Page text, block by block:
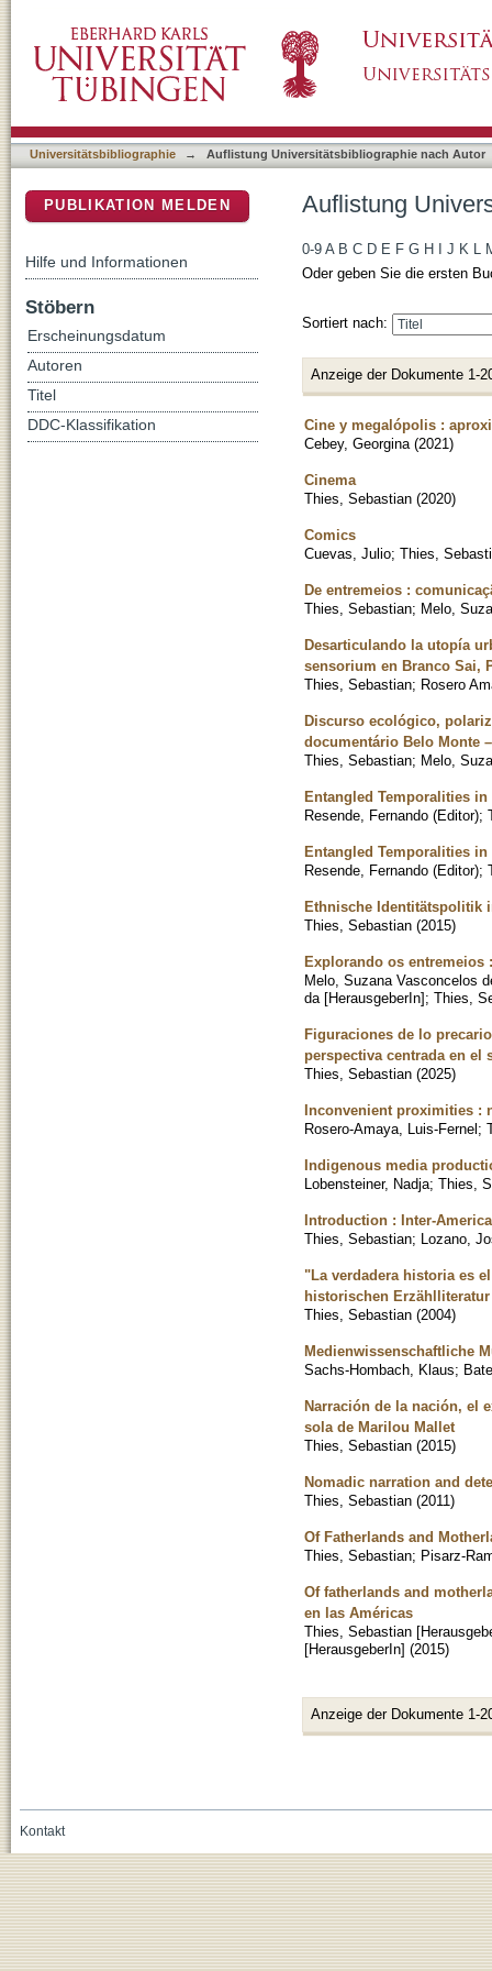
Universitätsbibliographie → Auflistung Universitätsbibliographie nach Autor
Auflistung
0-9 A B C D E F G H J K L
Oder geben Sie die ersten
Sortiert nach:
Anzeige der Dokumente 1-
Cine y megalópolis :
Cebey, Georgina (2021)
Cinema
Thies, Sebastian (2020)
Comics
Cuevas, Julio; Thies,
De entremeios :
Thies, Sebastian; Melo,
Desarticulando la utopía
sensorium en Branco Sai,
Thies, Sebastian; Rosero
Discurso ecológico,
documentário Belo Monte
Thies, Sebastian; Melo,
Entangled Temporalities
Resende, Fernando (Editor);
Entangled Temporalities
Resende, Fernando (Editor);
Ethnische Identitätspolitik
Thies, Sebastian (2015)
Explorando os entremeios
Melo, Suzana Vasconcelos
da [HerausgeberIn]; Thies,
Figuraciones de lo
perspectiva centrada en el
Thies, Sebastian (2025)
Inconvenient proximities :
Rosero-Amaya, Luis-Fernel;
Indigenous media
Lobensteiner, Nadja; Thies,
Introduction : Inter-
Thies, Sebastian; Lozano,
"La verdadera historia es
historischen
Thies, Sebastian (2004)
Medienwissenschaftliche
Sachs-Hombach, Klaus;
Narración de la nación, el
sola de Marilou Mallet
Thies, Sebastian (2015)
Nomadic narration and
Thies, Sebastian (2011)
Of Fatherlands and
Thies, Sebastian; Pisarz-
Of fatherlands and
en las Américas
Thies, Sebastian
[HerausgeberIn] (2015)
Anzeige der Dokumente 1-
PUBLIKATION MELDEN
Hilfe und Informationen
Stöbern
Erscheinungsdatum
Autoren
Titel
DDC-Klassifikation
Kontakt